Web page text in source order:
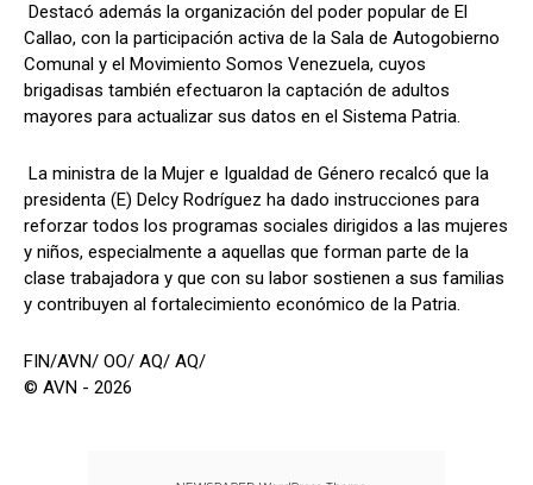
Destacó además la organización del poder popular de El
Callao, con la participación activa de la Sala de Autogobierno
Comunal y el Movimiento Somos Venezuela, cuyos
brigadisas también efectuaron la captación de adultos
mayores para actualizar sus datos en el Sistema Patria.
La ministra de la Mujer e Igualdad de Género recalcó que la
presidenta (E) Delcy Rodríguez ha dado instrucciones para
reforzar todos los programas sociales dirigidos a las mujeres
y niños, especialmente a aquellas que forman parte de la
clase trabajadora y que con su labor sostienen a sus familias
y contribuyen al fortalecimiento económico de la Patria.
FIN/AVN/ OO/ AQ/ AQ/
© AVN - 2026